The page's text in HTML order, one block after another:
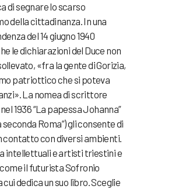
di segnare lo scarso
della cittadinanza. In una
del 14 giugno 1940
le dichiarazioni del Duce non
«fra la gente di Gorizia,
patriottico che si poteva
La nomea di scrittore
1936 “La papessa Johanna”
seconda Roma”) gli consente di
contatto con diversi ambienti.
intellettuali e artisti triestini e
il futurista Sofronio
cui dedica un suo libro. Sceglie